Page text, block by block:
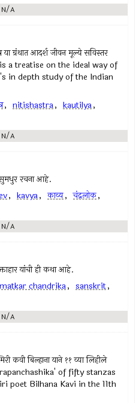
N/A
ग्रंथात आदर्श जीवन मूल्ये सविस्तर
a treatise on the ideal way of
in depth study of the Indian
, nitishastra, kautilya,
N/A
रचना आहे.
, kavya, काव्य, चंद्रलोक,
N/A
यांची ही कथा आहे.
chandrika, sanskrit,
N/A
कवी बिल्हाना याने ११ व्या लिहीले
of fifty stanzas
poet Bilhana Kavi in the 11th